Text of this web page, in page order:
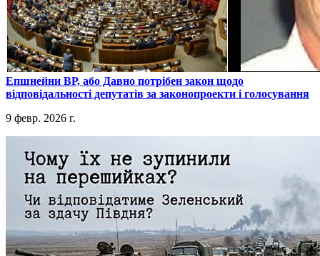
​Епшнейни ВР, або Давно потрібен закон щодо
відповідальності депутатів за законопроекти і голосування
9 февр. 2026 г.